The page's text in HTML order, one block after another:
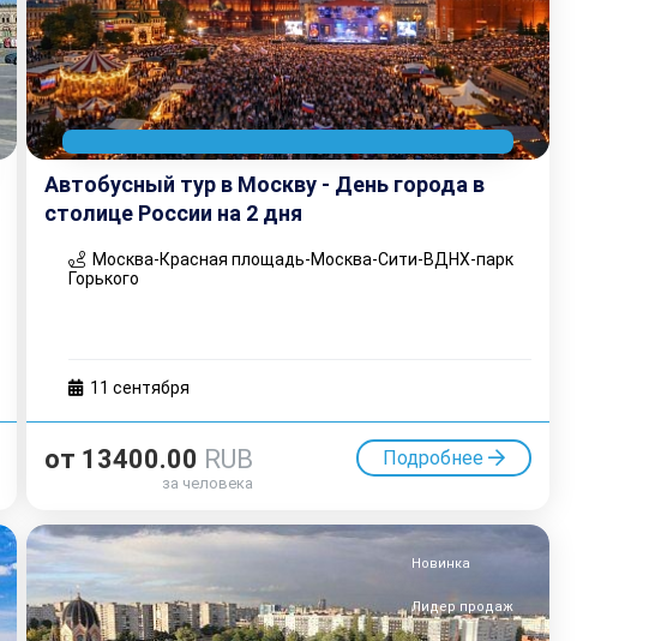
Автобусный тур в Москву - День города в
столице России на 2 дня
Москва-Красная площадь-Москва-Сити-ВДНХ-парк
Горького
11 cентября
от 13400.00 RUB
за человека
Подробнее
Новинка
Лидер продаж